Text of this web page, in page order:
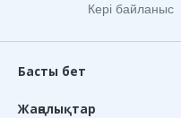
Кері байланыс
Басты бет
Жаңалықтар